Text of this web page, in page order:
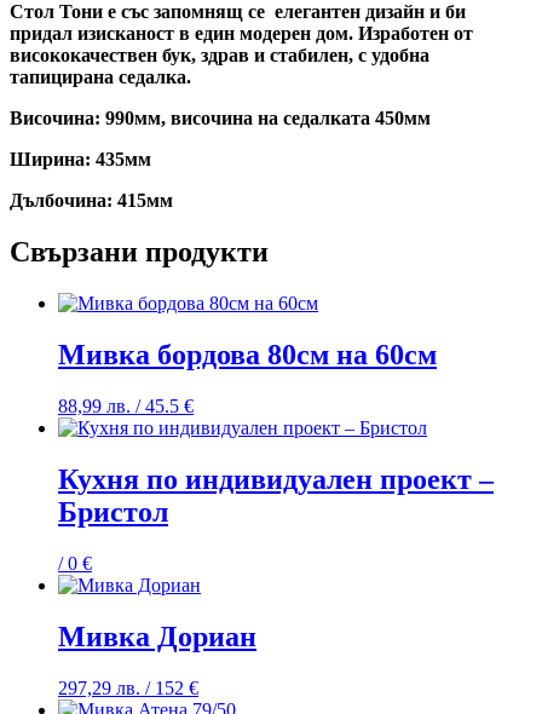
Стол Тони е със запомнящ се елегантен дизайн и би
придал изисканост в един модерен дом. Изработен от
висококачествен бук, здрав и стабилен, с удобна
тапицирана седалка.
Височина: 990мм, височина на седалката 450мм
Ширина: 435мм
Дълбочина: 415мм
Свързани продукти
Мивка бордова 80см на 60см
88,99 лв. / 45.5 €
Кухня по индивидуален проект –
Бристол
/ 0 €
Мивка Дориан
297,29 лв. / 152 €